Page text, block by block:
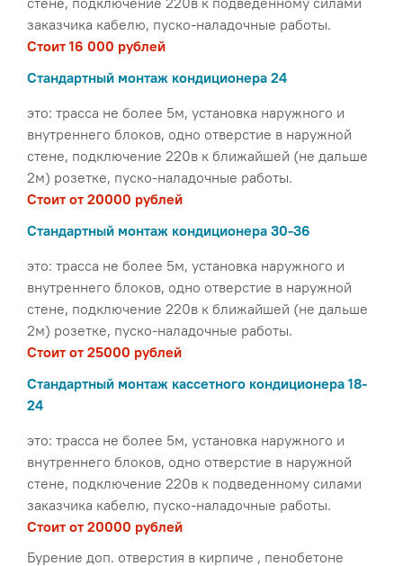
заказчика кабелю, пуско-наладочные работы.
Стоит 16 000 рублей
Стандартный монтаж кондиционера 24
это: трасса не более 5м, установка наружного и
внутреннего блоков, одно отверстие в наружной
стене, подключение 220в к ближайшей (не дальше
2м) розетке, пуско-наладочные работы.
Стоит от 20000 рублей
Стандартный монтаж кондиционера 30-36
это: трасса не более 5м, установка наружного и
внутреннего блоков, одно отверстие в наружной
стене, подключение 220в к ближайшей (не дальше
2м) розетке, пуско-наладочные работы.
Стоит от 25000 рублей
Стандартный монтаж кассетного кондиционера 18-
24
это: трасса не более 5м, установка наружного и
внутреннего блоков, одно отверстие в наружной
стене, подключение 220в к подведенному силами
заказчика кабелю, пуско-наладочные работы.
Стоит от 20000 рублей
Бурение доп. отверстия в кирпиче , пенобетоне